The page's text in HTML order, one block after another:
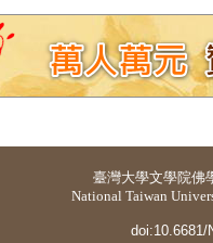
臺灣大學文學院佛
National Taiwan
doi:10.6681/